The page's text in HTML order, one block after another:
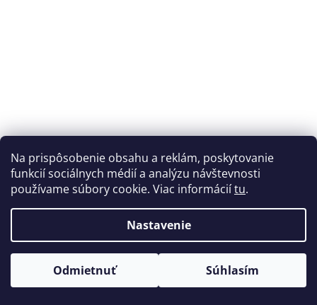
Na prispôsobenie obsahu a reklám, poskytovanie
funkcií sociálnych médií a analýzu návštevnosti
používame súbory cookie. Viac informáciítu.
Nastavenie
Odmietnuť Súhlasím
História orechov
História orechov – od starovekých civilizácií po dnešok Oriešky